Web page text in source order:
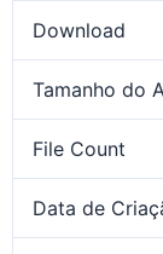
Download
Tamanho do
File Count
Data de